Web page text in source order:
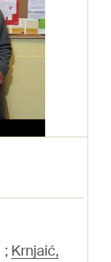
; Krnjaić,